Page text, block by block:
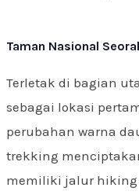
Taman Nasional
Terletak di bagian
sebagai lokasi
perubahan warna
trekking
memiliki jalur